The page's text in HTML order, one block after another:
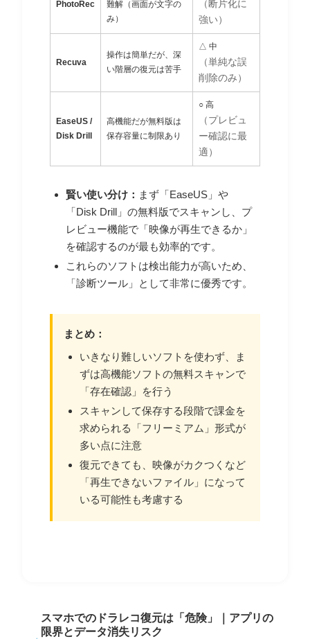
PhotoRec
難解（画面が文字の
み）
（断片化に
強い）
Recuva
操作は簡単だが、深
い階層の復元は苦手
△ 中
（単純な誤
削除のみ）
EaseUS /
Disk Drill
高機能だが無料版は
保存容量に制限あり
○ 高
（プレビュ
ー確認に最
適）
賢い使い分け： まず「EaseUS」や
「Disk Drill」の無料版でスキャンし、プ
レビュー機能で「映像が再生できるか」
を確認するのが最も効率的です。
これらのソフトは検出能力が高いため、
「診断ツール」として非常に優秀です。
まとめ：
いきなり難しいソフトを使わず、ま
ずは高機能ソフトの無料スキャンで
「存在確認」を行う
スキャンして保存する段階で課金を
求められる「フリーミアム」形式が
多い点に注意
復元できても、映像がカクつくなど
「再生できないファイル」になって
いる可能性も考慮する
スマホでのドラレコ復元は「危険」｜アプリの
限界とデータ消失リスク